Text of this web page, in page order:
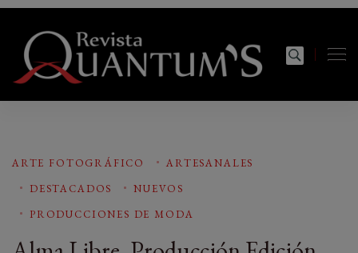
Revista Quantums
Todo sobre Moda, cultura, gastronomía y estilo de
ARTE FOTOGRÁFICO
ARTESANALES
DESTACADOS
NUEVOS
PRODUCCIONES DE MODA